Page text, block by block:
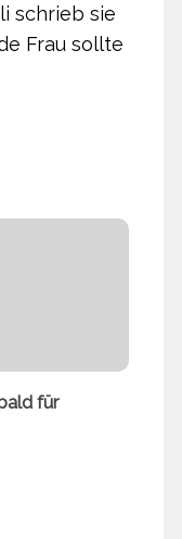
schrieb sie
Frau sollte
für